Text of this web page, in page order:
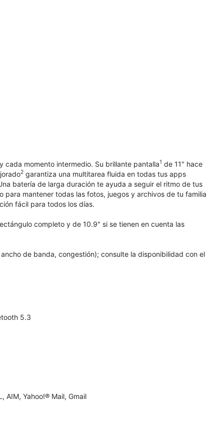
cada momento intermedio. Su brillante pantalla1 de 11" hace
2 garantiza una multitarea fluida en todas tus apps
batería de larga duración te ayuda a seguir el ritmo de tus
para mantener todas las fotos, juegos y archivos de tu familia
fácil para todos los días.
completo y de 10.9" si se tienen en cuenta las
de banda, congestión); consulte la disponibilidad con el
5.3
AIM, Yahoo!® Mail, Gmail